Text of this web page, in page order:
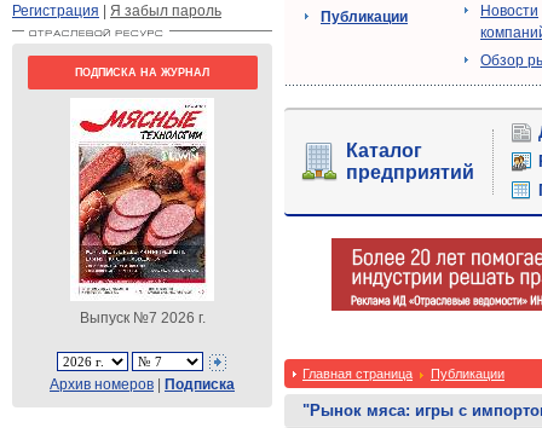
Регистрация | Я забыл пароль
ПОДПИСКА НА ЖУРНАЛ
Выпуск №7 2026 г.
Архив номеров | Подписка
Публикации
Новости
Обзор
Каталог
предприятий
Главная страница Публикации
"Рынок мяса: игры с